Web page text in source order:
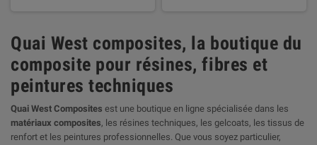
Quai West composites, la boutique du
composite pour résines, fibres et
peintures techniques
Quai West Composites est une boutique en ligne spécialisée dans les
matériaux composites, les résines techniques, les gelcoats, les tissus de
renfort et les peintures professionnelles. Que vous soyez particulier,